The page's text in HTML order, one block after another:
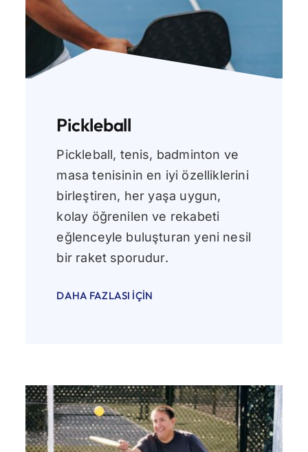
Pickleball
Pickleball, tenis, badminton ve
masa tenisinin en iyi özelliklerini
birleştiren, her yaşa uygun,
kolay öğrenilen ve rekabeti
eğlenceyle buluşturan yeni nesil
bir raket sporudur.
DAHA FAZLASI İÇIN